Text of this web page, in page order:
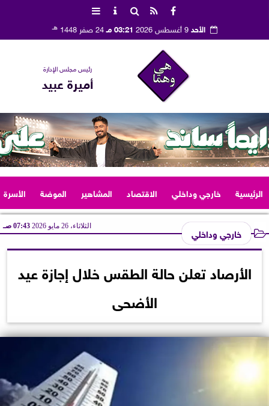
الأحد9 أغسطس 2026 03:21 مـ 24 صفر 1448 هـ
رئيس مجلس الإدارة
أميرة عبيد
الرئيسية خارجي وداخلي الاقتصاد المشاهير الموضة الأسرة
خارجي وداخلي الثلاثاء، 26 مايو 2026 07:43 صـ
الأرصاد تعلن حالة الطقس خلال إجازة عيد
الأضحى